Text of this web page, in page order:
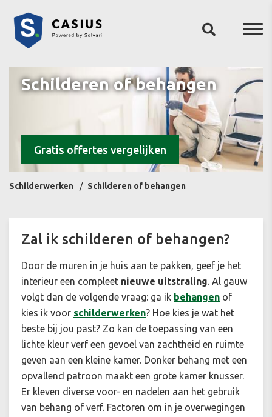
Schilderen of behangen
Gratis offertes vergelijken
Schilderwerken Schilderen of behangen
Zal ik schilderen of behangen?
Door de muren in je huis aan te pakken, geef je het
interieur een compleet nieuwe uitstraling. Al gauw
volgt dan de volgende vraag: ga ik behangen of
kies ik voor schilderwerken? Hoe kies je wat het
beste bij jou past? Zo kan de toepassing van een
lichte kleur verf een gevoel van zachtheid en ruimte
geven aan een kleine kamer. Donker behang met een
opvallend patroon maakt een grote kamer knusser.
Er kleven diverse voor- en nadelen aan het gebruik
van behang of verf. Factoren om in je overwegingen